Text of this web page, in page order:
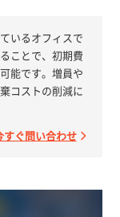
いるオフィスで
ことで、初期費
能です。増員や
コストの削減に
すぐ問い合わせ